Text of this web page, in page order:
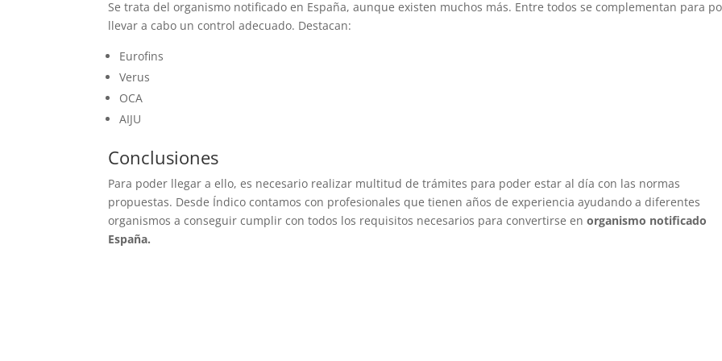
Se trata del organismo notificado en España, aunque existen muchos más. Entre todos se complementan para
llevar a cabo un control adecuado. Destacan:
Eurofins
Verus
OCA
AIJU
Conclusiones
Para poder llegar a ello, es necesario realizar multitud de trámites para poder estar al día con las normas
propuestas. Desde Índico contamos con profesionales que tienen años de experiencia ayudando a diferentes
organismos a conseguir cumplir con todos los requisitos necesarios para convertirse enorganismo notificado
España.